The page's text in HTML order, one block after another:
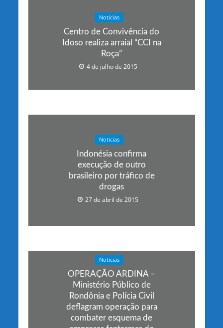
Noticias
Centro de Convivência do
Idoso realiza arraial “CCI na
Roça”
4 de julho de 2015
Noticias
Indonésia confirma
execução de outro
brasileiro por tráfico de
drogas
27 de abril de 2015
Noticias
OPERAÇÃO ARDINA –
Ministério Público de
Rondônia e Polícia Civil
deflagram operação para
combater esquema de